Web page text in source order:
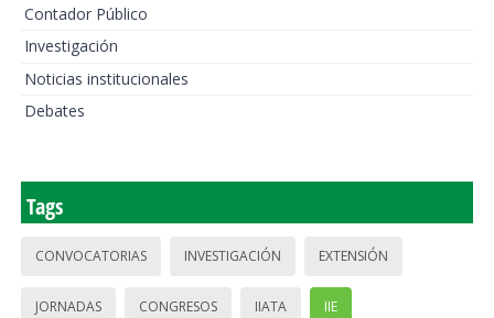
Contador Público
Investigación
Noticias institucionales
Debates
Tags
CONVOCATORIAS INVESTIGACIÓN EXTENSIÓN
JORNADAS CONGRESOS IIATA IIE